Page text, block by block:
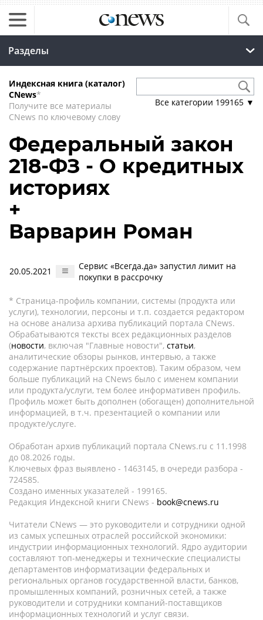
Разделы
Индексная книга (каталог)
CNews*
Получите все материалы
CNews по ключевому слову
Все категории 199165 ▼
Федеральный закон
218-ФЗ - О кредитных
историях
+
Варварин Роман
20.05.2021
Сервис «Всегда.да» запустил лимит на
покупки в рассрочку
* Страница-профиль компании, системы (продукта или
услуги), технологии, персоны и т.п. создается редактором
на основе анализа архива публикаций портала CNews.
Обрабатываются тексты всех редакционных разделов
(новости, включая "Главные новости", статьи,
аналитические обзоры рынков, интервью, а также
содержание партнёрских проектов). Таким образом, чем
больше публикаций на CNews было с именем компании
или продукта/услуги, тем более информативен профиль.
Профиль может быть дополнен (обогащен) дополнительной
информацией, в т.ч. презентацией о компании или
продукте/услуге.
Обработан архив публикаций портала CNews.ru c 11.1998
до 08.2026 годы.
Ключевых фраз выявлено - 1463145, в очереди разбора -
724585.
Создано именных указателей - 199165.
Редакция Индексной книги CNews - book@cnews.ru
Читатели CNews — это руководители и сотрудники одной
из самых успешных отраслей российской экономики:
индустрии информационных технологий. Ядро аудитории
составляют топ-менеджеры и технические специалисты
департаментов информатизации федеральных и
региональных органов государственной власти, банков,
промышленных компаний, розничных сетей, а также
руководители и сотрудники компаний-поставщиков
информационных технологий и услуг связи.